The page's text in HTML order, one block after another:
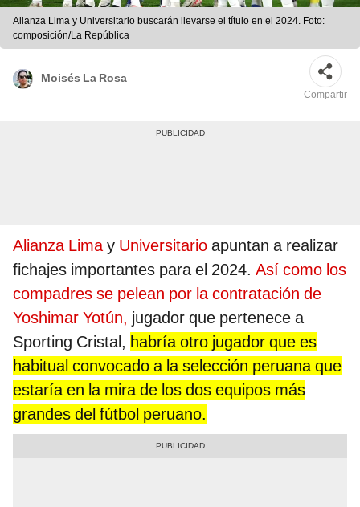
Alianza Lima y Universitario buscarán llevarse el título en el 2024. Foto:
composición/La República
Moisés La Rosa
Compartir
Alianza Limay Universitario apuntan a realizar
fichajes importantes para el 2024. Así como los
compadres se pelean por la contratación de
Yoshimar Yotún, jugador que pertenece a
Sporting Cristal, habría otro jugador que es
habitual convocado a la selección peruana que
estaría en la mira de los dos equipos más
grandes del fútbol peruano.